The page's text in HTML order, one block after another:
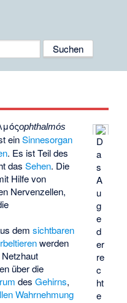
D
a
s
A
u
g
e
d
er
re
c
ht
e
ophthalmós
einSinnesorgan
. Es ist Teil des
dasSehen. Die
Hilfe von
Nervenzellen,
demsichtbaren
werden
über die
desGehirns,
Wahrnehmung